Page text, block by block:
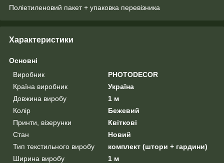
Поліетиленовий пакет + упаковка перевізника
Характеристики
Основні
Виробник
PHOTODECOR
Країна виробник
Україна
Довжина виробу
1 м
Колір
Бежевий
Принти, візерунки
Квіткові
Стан
Новий
Тип текстильного виробу
комплект (штори + гардини)
Ширина виробу
1 м